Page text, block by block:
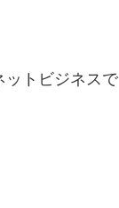
ットビジネスで